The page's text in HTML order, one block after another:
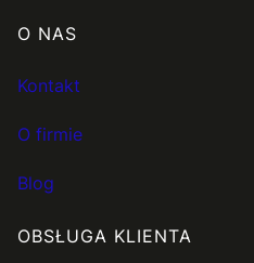
Linki w stopce
O NAS
Kontakt
O firmie
Blog
OBSŁUGA KLIENTA